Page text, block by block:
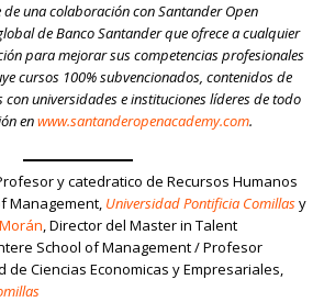
una colaboración con Santander Open
de Banco Santander que ofrece a cualquier
para mejorar sus competencias profesionales
cursos 100% subvencionados, contenidos de
universidades e instituciones líderes de todo
enwww.santanderopenacademy.com.
y catedratico de Recursos Humanos
Management, Universidad Pontificia Comillasy
, Director del Master in Talent
School of Management / Profesor
de Ciencias Economicas y Empresariales,